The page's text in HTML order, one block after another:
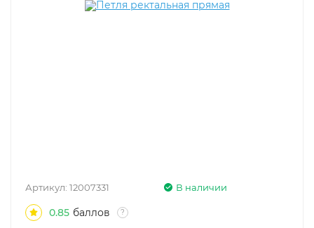
В наличии
Артикул: 12007331
0.85 баллов ?